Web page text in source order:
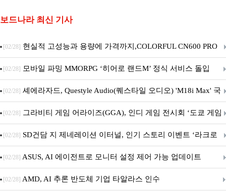
보드나라 최신 기사
[02/28] 현실적 고성능과 용량에 가격까지,COLORFUL CN600 PRO
M.2 NVMe 디앤디컴 1TB
[02/28] 모바일 파밍 MMORPG ‘히어로 랜드M’ 정식 서비스 돌입
[02/28] 셰에라자드, Questyle Audio(퀘스타일 오디오) 'M18i Max' 국
내 정식 출시
[02/28] 그라비티 게임 어라이즈(GGA), 인디 게임 전시회 ‘도쿄 게임
던전 13’ 참가!
[02/28] SD건담 지 제네레이션 이터널, 인기 스토리 이벤트 ‘라크로
아의 용사’ 재개최 및 풍성한 기념 이벤트 실시!
[02/28] ASUS, AI 에이전트로 모니터 설정 제어 가능 업데이트
[02/28] AMD, AI 추론 반도체 기업 타알라스 인수